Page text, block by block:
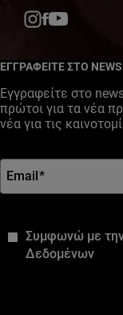
ΕΓΓΡΑΦΕΙΤΕ ΣΤΟ
Εγγραφείτε στο
πρώτοι για τα νέα
νέα για τις
Email*
Συμφωνώ με
Δεδομένων